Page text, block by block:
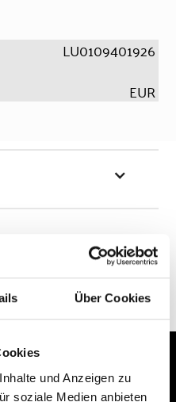
Über Cookies
und Anzeigen zu
soziale Medien anbieten
LU0109401926
EUR